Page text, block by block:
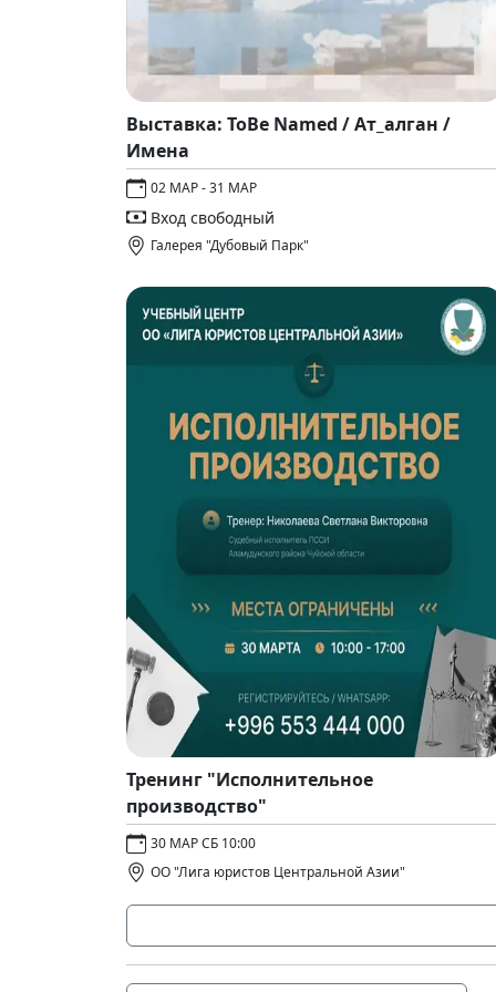
Выставка: ToBe Named / Ат_алган /
Имена
02 МАР - 31 МАР
Вход свободный
Галерея "Дубовый Парк"
Тренинг "Исполнительное
производство"
30 МАР СБ 10:00
ОО "Лига юристов Центральной Азии"